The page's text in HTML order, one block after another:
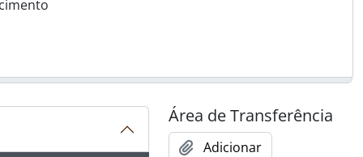
Área de Transferência
Adicionar